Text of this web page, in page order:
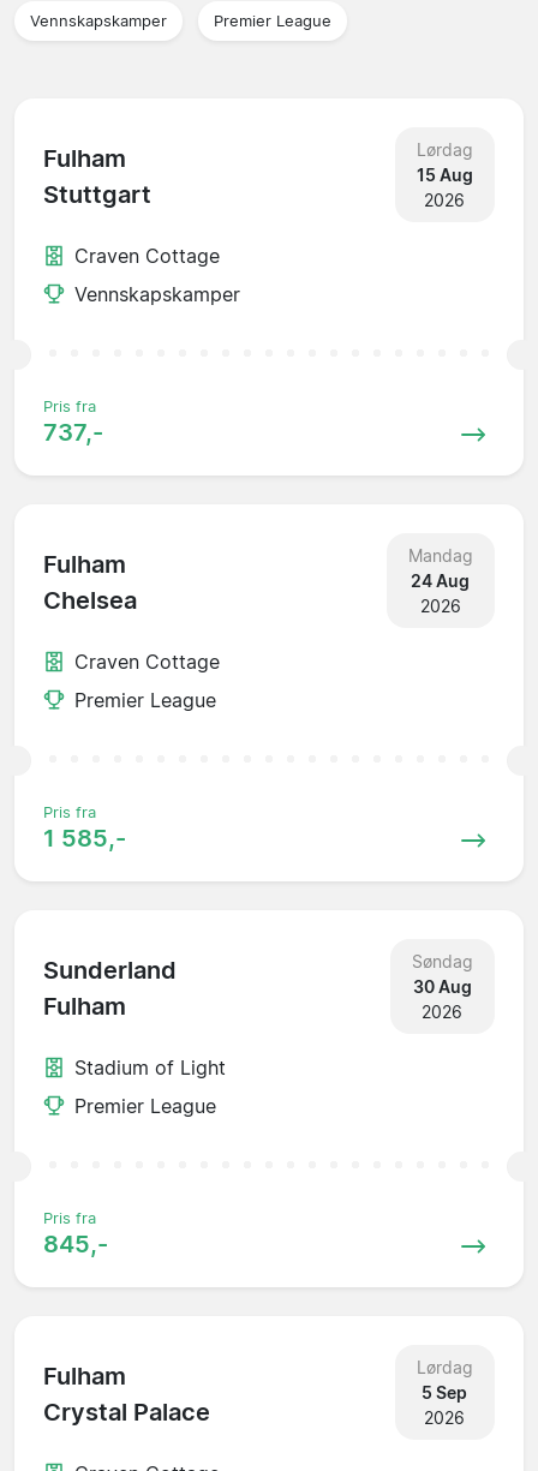
Vennskapskamper Premier League
Fulham
Stuttgart
Lørdag
15 Aug
2026
Craven Cottage
Vennskapskamper
Pris fra
737,-
Fulham
Chelsea
Mandag
24 Aug
2026
Craven Cottage
Premier League
Pris fra
1 585,-
Sunderland
Fulham
Søndag
30 Aug
2026
Stadium of Light
Premier League
Pris fra
845,-
Fulham
Crystal Palace
Lørdag
5 Sep
2026